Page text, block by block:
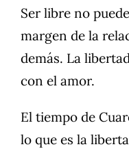
Ser libre no
margen de la
demás. La
con el amor.
El tiempo de
lo que es la